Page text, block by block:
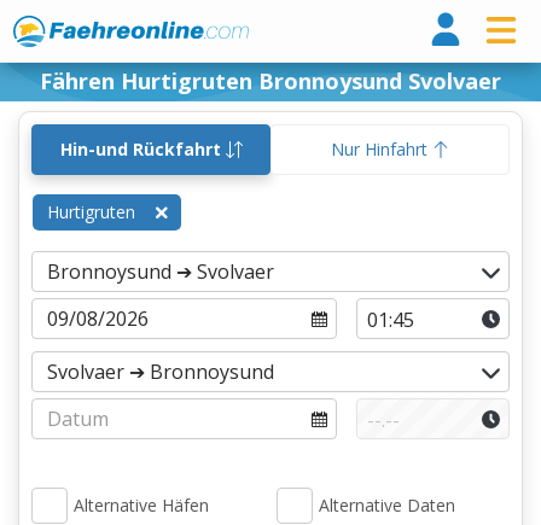
Fähren Hurtigruten Bronnoysund Svolvaer
Hin-und Rückfahrt Nur Hinfahrt
Hurtigruten
Alternative Häfen Alternative Daten